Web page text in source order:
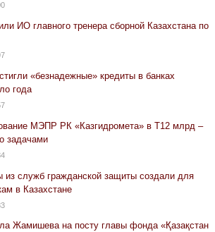
ИО главного тренера сборной Казахстана по
«безнадежные» кредиты в банках
года
МЭПР РК «Казгидромета» в Т12 млрд –
задачами
из служб гражданской защиты создали для
в Казахстане
Жамишева на посту главы фонда «Қазақстан